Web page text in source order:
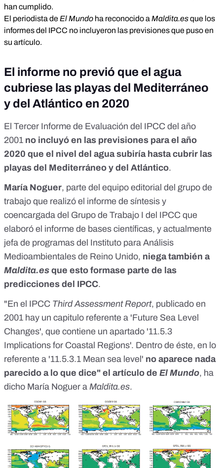
han cumplido.
El periodista de El Mundo ha reconocido a Maldita.esque los
informes del IPCC no incluyeron las previsiones que puso en
su artículo.
El informe no previó que el agua
cubriese las playas del Mediterráneo
y del Atlántico en 2020
El Tercer Informe de Evaluación del IPCC del año
2001 no incluyó en las previsiones para el año
2020 que el nivel del agua subiría hasta cubrir las
playas del Mediterráneo y del Atlántico.
María Noguer, parte del equipo editorial del grupo de
trabajo que realizó el informe de síntesis y
coencargada del Grupo de Trabajo I del IPCC que
elaboró el informe de bases científicas, y actualmente
jefa de programas del Instituto para Análisis
Medioambientales de Reino Unido, niega también a
Maldita.es que esto formase parte de las
predicciones del IPCC.
"En el IPCC Third Assessment Report, publicado en
2001 hay un capitulo referente a 'Future Sea Level
Changes', que contiene un apartado '11.5.3
Implications for Coastal Regions'. Dentro de éste, en lo
referente a '11.5.3.1 Mean sea level' no aparece nada
parecido a lo que dice" el artículo de El Mundo, ha
dicho María Noguer a Maldita.es.